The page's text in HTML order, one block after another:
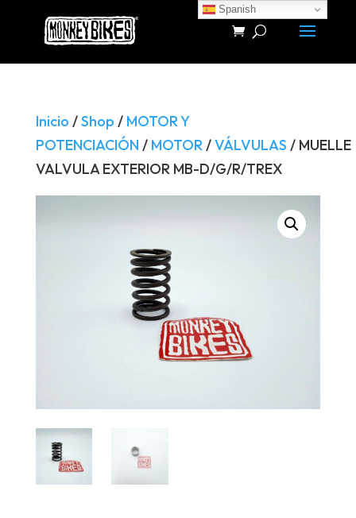
Búsqueda
productos
Inicio /Shop / MOTOR Y
POTENCIACIÓN / MOTOR/VÁLVULAS / MUELLE
VALVULA EXTERIOR MB-D/G/R/TREX
Spanish